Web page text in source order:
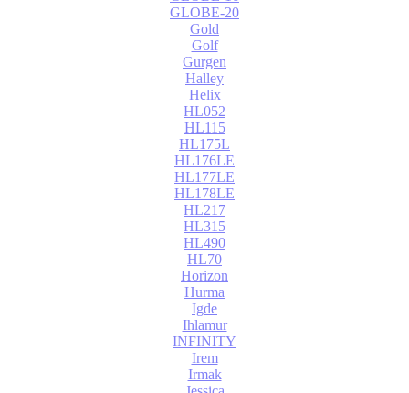
GLOBE-20
Gold
Golf
Gurgen
Halley
Helix
HL052
HL115
HL175L
HL176LE
HL177LE
HL178LE
HL217
HL315
HL490
HL70
Horizon
Hurma
Igde
Ihlamur
INFINITY
Irem
Irmak